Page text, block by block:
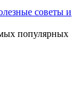
советы и
популярных